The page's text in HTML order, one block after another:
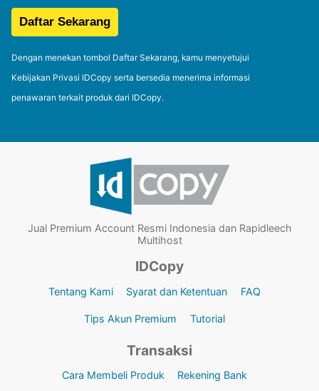
Dengan menekan tombol Daftar Sekarang, kamu menyetujui
Kebijakan Privasi IDCopy serta bersedia menerima informasi
penawaran terkait produk dari IDCopy.
Jual Premium Account Resmi Indonesia dan Rapidleech
Multihost
IDCopy
Tentang Kami Syarat dan Ketentuan FAQ
Tips Akun Premium Tutorial
Transaksi
Cara Membeli Produk Rekening Bank